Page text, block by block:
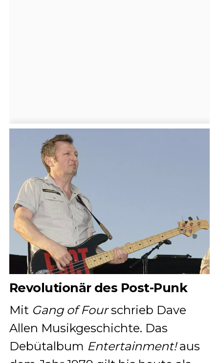
Revolutionär des Post-Punk
Mit Gang of Fourschrieb Dave
Allen Musikgeschichte. Das
Debütalbum Entertainment!aus